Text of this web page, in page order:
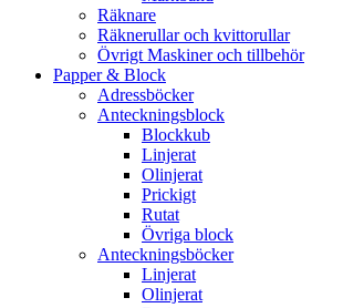
Räknare
Räknerullar och kvittorullar
Övrigt Maskiner och tillbehör
Papper & Block
Adressböcker
Anteckningsblock
Blockkub
Linjerat
Olinjerat
Prickigt
Rutat
Övriga block
Anteckningsböcker
Linjerat
Olinjerat